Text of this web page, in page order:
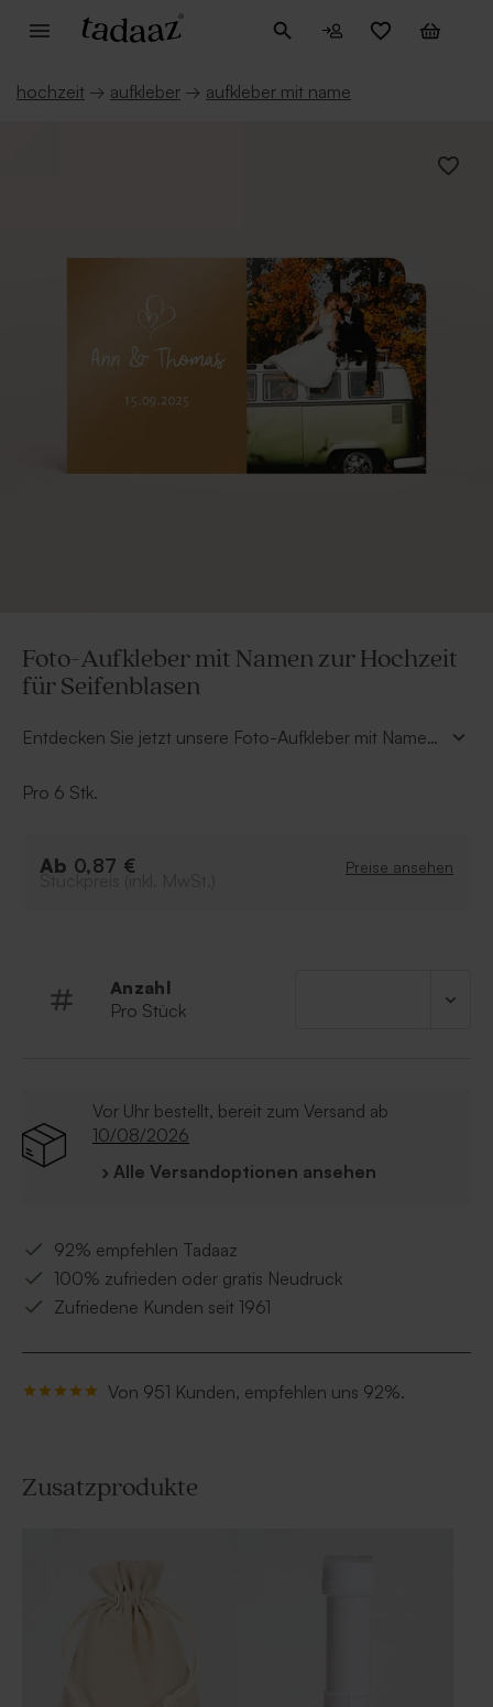
hochzeit → aufkleber → aufkleber mit name
Foto-Aufkleber mit Namen zur Hochzeit
für Seifenblasen
Entdecken Sie jetzt unsere Foto-Aufkleber mit Namen
Unsere personalisierbaren Aufkleber und Seifenblasen
Pro 6 Stk.
Ab 0,87 € Preise ansehen
Anzahl
Pro Stück
Vor Uhr bestellt, bereit zum Versand ab
10/08/2026
› Alle Versandoptionen ansehen
92% empfehlen Tadaaz
100% zufrieden oder gratis Neudruck
Zufriedene Kunden seit 1961
Von 951 Kunden, empfehlen uns 92%.
Zusatzprodukte